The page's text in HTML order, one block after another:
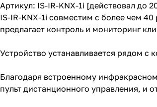
Артикул: IS-IR-KNX-1i [действовал до
IS-IR-KNX-1i совместим с более чем
предлагает контроль и мониторинг
Устройство устанавливается рядом
Благодаря встроенному
пульт дистанционного управления, и